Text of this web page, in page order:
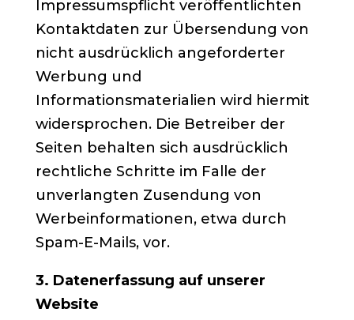
Impressumspflicht veröffentlichten
Kontaktdaten zur Übersendung von
nicht ausdrücklich angeforderter
Werbung und
Informationsmaterialien wird hiermit
widersprochen. Die Betreiber der
Seiten behalten sich ausdrücklich
rechtliche Schritte im Falle der
unverlangten Zusendung von
Werbeinformationen, etwa durch
Spam-E-Mails, vor.
3. Datenerfassung auf unserer
Website